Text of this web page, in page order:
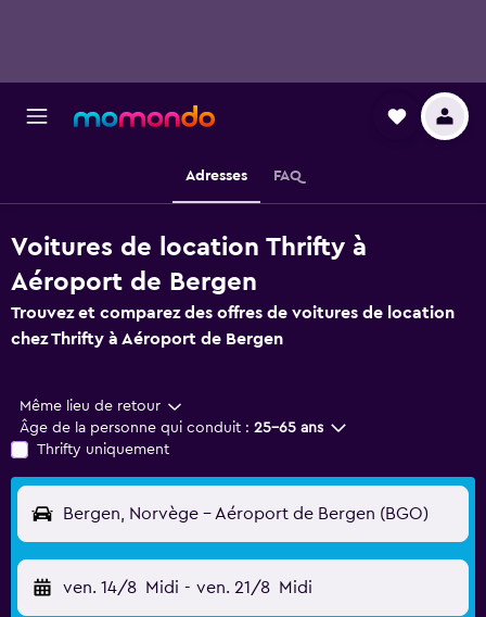
Adresses FAQ
Voitures de location Thrifty à
Aéroport de Bergen
Trouvez et comparez des offres de voitures de location
chez Thrifty à Aéroport de Bergen
Même lieu de retour
Âge de la personne qui conduit : 25-65 ans
Thrifty uniquement
Bergen, Norvège - Aéroport de Bergen (BGO)
ven. 14/8 Midi - ven. 21/8 Midi